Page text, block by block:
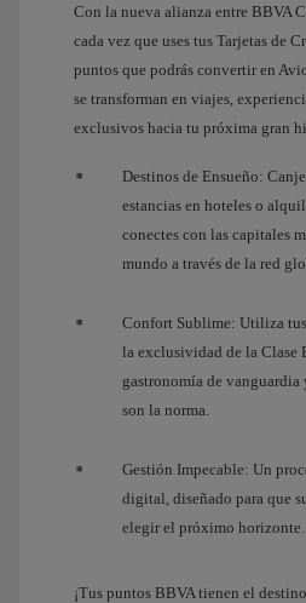
Con la nueva alianza entre BBVA
cada vez que uses tus Tarjetas de
puntos que podrás convertir en
se transforman en viajes,
exclusivos hacia tu próxima gran
Destinos de Ensueño:
estancias en hoteles o
conectes con las capitales
mundo a través de la red
Confort Sublime: Utiliza
la exclusividad de la Clase
gastronomía de vanguardia
son la norma.
Gestión Impecable: Un
digital, diseñado para que
elegir el próximo horizonte.
¡Tus puntos BBVA tienen el